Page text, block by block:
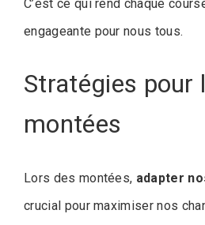
C’est ce qui rend chaque
engageante pour nous tous.
Stratégies pour
montées
Lors des montées, adapter
crucial pour maximiser nos